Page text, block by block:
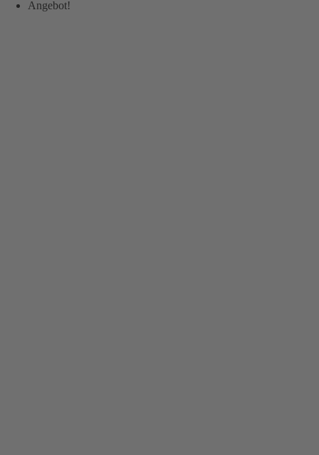
Angebot!